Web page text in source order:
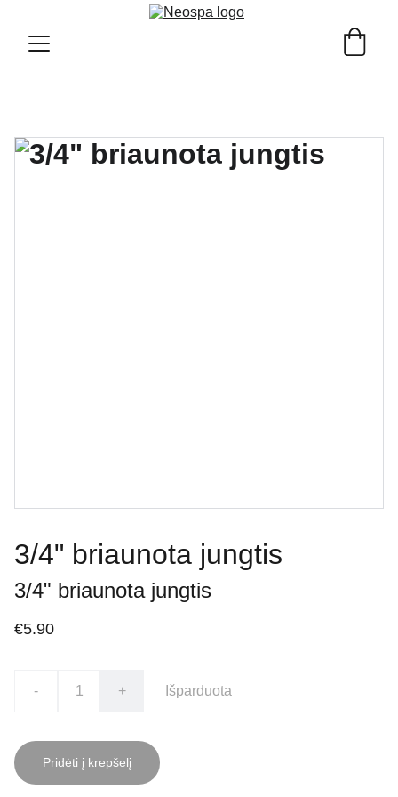
3/4" briaunota jungtis
3/4" briaunota jungtis
€5.90
- + Išparduota
Pridėti į krepšelį